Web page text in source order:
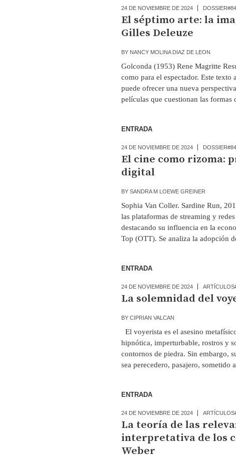
24 DE NOVIEMBRE DE 2024 DOSSIER#84
El séptimo arte: la
Gilles Deleuze
BY NANCY MOLINA DIAZ DE LEON
Golconda (1953) Rene Magritte
como para el espectador. Este
puede ofrecer una nueva
películas que cuestionan las formas
ENTRADA
24 DE NOVIEMBRE DE 2024 DOSSIER#84
El cine como rizoma:
digital
BY SANDRA M LOEWE GREINER
Sophia Van Coller. Sardine Run,
las plataformas de streaming y
destacando su influencia en la
Top (OTT). Se analiza la adopción
ENTRADA
24 DE NOVIEMBRE DE 2024
La solemnidad del
BY CIPRIAN VALCAN
El voyerista es el asesino
hipnótica, imperturbable, rostros y
contornos de piedra. Sin embargo,
sea perecedero, pasajero, sometido
ENTRADA
24 DE NOVIEMBRE DE 2024
La teoría de las
interpretativa de los
Weber